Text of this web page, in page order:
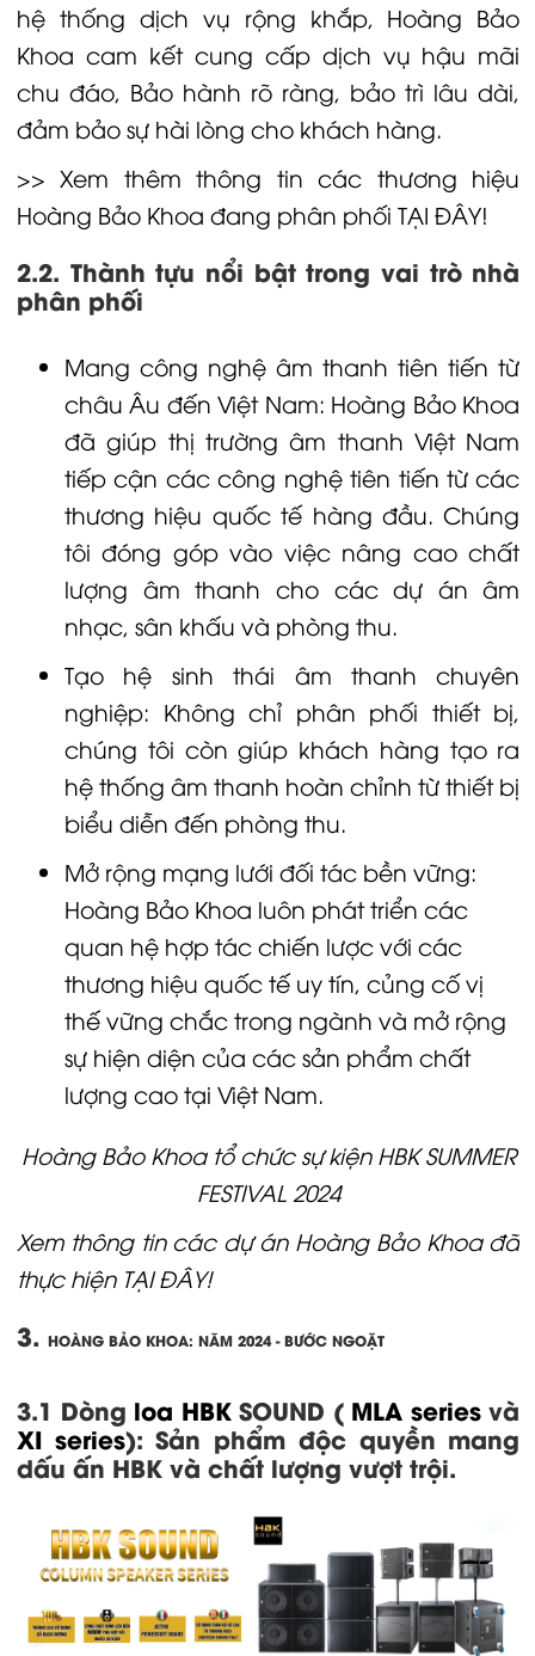
hệ thống dịch vụ rộng khắp, Hoàng Bảo
Khoa cam kết cung cấp dịch vụ hậu mãi
chu đáo, Bảo hành rõ ràng, bảo trì lâu dài,
đảm bảo sự hài lòng cho khách hàng.
>> Xem thêm thông tin các thương hiệu
Hoàng Bảo Khoa đang phân phối TẠI ĐÂY!
2.2. Thành tựu nổi bật trong vai trò nhà
phân phối
Mang công nghệ âm thanh tiên tiến từ
châu Âu đến Việt Nam: Hoàng Bảo Khoa
đã giúp thị trường âm thanh Việt Nam
tiếp cận các công nghệ tiên tiến từ các
thương hiệu quốc tế hàng đầu. Chúng
tôi đóng góp vào việc nâng cao chất
lượng âm thanh cho các dự án âm
nhạc, sân khấu và phòng thu.
Tạo hệ sinh thái âm thanh chuyên
nghiệp: Không chỉ phân phối thiết bị,
chúng tôi còn giúp khách hàng tạo ra
hệ thống âm thanh hoàn chỉnh từ thiết bị
biểu diễn đến phòng thu.
Mở rộng mạng lưới đối tác bền vững:
Hoàng Bảo Khoa luôn phát triển các
quan hệ hợp tác chiến lược với các
thương hiệu quốc tế uy tín, củng cố vị
thế vững chắc trong ngành và mở rộng
sự hiện diện của các sản phẩm chất
lượng cao tại Việt Nam.
Hoàng Bảo Khoa tổ chức sự kiện HBK SUMMER
FESTIVAL 2024
Xem thông tin các dự án Hoàng Bảo Khoa đã
thực hiện TẠI ĐÂY!
3. HOÀNG BẢO KHOA: NĂM 2024 - BƯỚC NGOẶT
3.1 Dòng loa HBKSOUND ( MLA seriesvà
XI series): Sản phẩm độc quyền mang
dấu ấn HBK và chất lượng vượt trội.